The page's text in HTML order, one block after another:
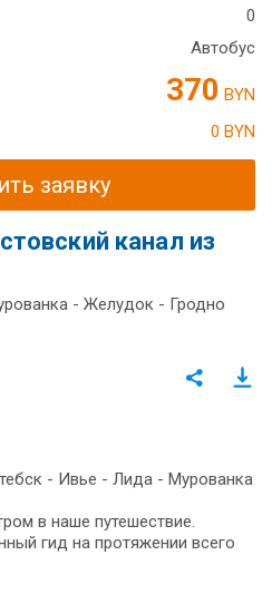
0
Автобус
370 BYN
0 BYN
заявку
канал из
- Желудок - Гродно
- Ивье - Лида - Мурованка
в наше путешествие.
гид на протяжении всего